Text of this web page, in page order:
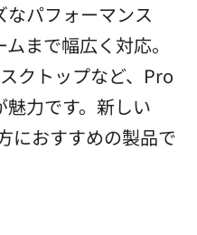
パフォーマンス
まで幅広く対応。
クトップなど、Pro
力です。新しい
におすすめの製品で